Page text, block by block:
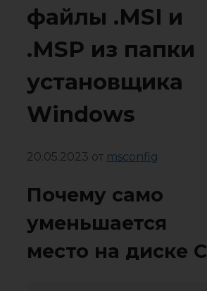
файлы .MSI и
.MSP из папки
установщика
Windows
20.05.2023 от msconfig
Почему само
уменьшается
место на диске C